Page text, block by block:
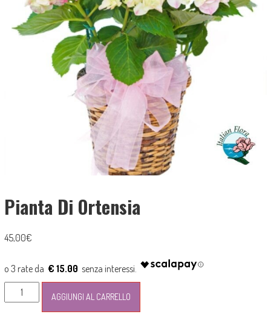
Pianta Di Ortensia
45,00€
€ 15.00
Pianta
di
AGGIUNGI AL CARRELLO